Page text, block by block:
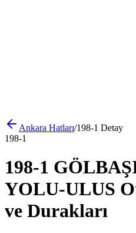
Ankara Hatları/198-1 Detay
198-1
198-1
YOLU-ULUS
ve Durakları